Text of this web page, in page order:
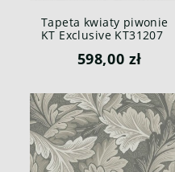
Tapeta kwiaty piwonie
KT Exclusive KT31207
Heritage III598,00 zł